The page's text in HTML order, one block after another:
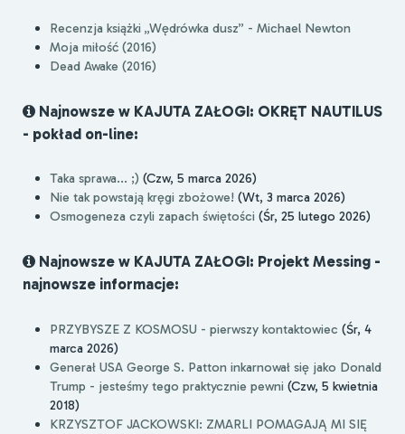
Recenzja książki „Wędrówka dusz” - Michael Newton
Moja miłość (2016)
Dead Awake (2016)
Najnowsze w KAJUTA ZAŁOGI: OKRĘT NAUTILUS
- pokład on-line:
Taka sprawa... ;) (Czw, 5 marca 2026)
Nie tak powstają kręgi zbożowe! (Wt, 3 marca 2026)
Osmogeneza czyli zapach świętości (Śr, 25 lutego 2026)
Najnowsze w KAJUTA ZAŁOGI: Projekt Messing -
najnowsze informacje:
PRZYBYSZE Z KOSMOSU - pierwszy kontaktowiec (Śr, 4
marca 2026)
Generał USA George S. Patton inkarnował się jako Donald
Trump - jesteśmy tego praktycznie pewni (Czw, 5 kwietnia
2018)
KRZYSZTOF JACKOWSKI: ZMARLI POMAGAJĄ MI SIĘ